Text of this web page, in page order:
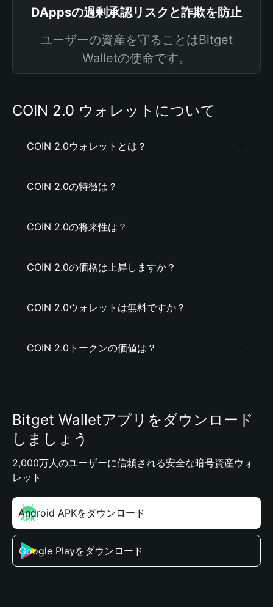
DAppsの過剰承認リスクと詐欺を防止
ユーザーの資産を守ることはBitget
Walletの使命です。
COIN 2.0 ウォレットについて
COIN 2.0ウォレットとは？
COIN 2.0の特徴は？
COIN 2.0の将来性は？
COIN 2.0の価格は上昇しますか？
COIN 2.0ウォレットは無料ですか？
COIN 2.0トークンの価値は？
Bitget Walletアプリをダウンロード
しましょう
2,000万人のユーザーに信頼される安全な暗号資産ウォ
レット
Android APKをダウンロード
Google Playをダウンロード